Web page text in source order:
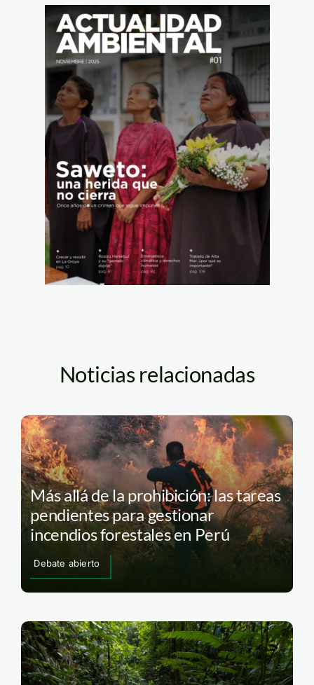
Noticias relacionadas
Más allá de la prohibición: las tareas
pendientes para gestionar
incendios forestales en Perú
Debate abierto